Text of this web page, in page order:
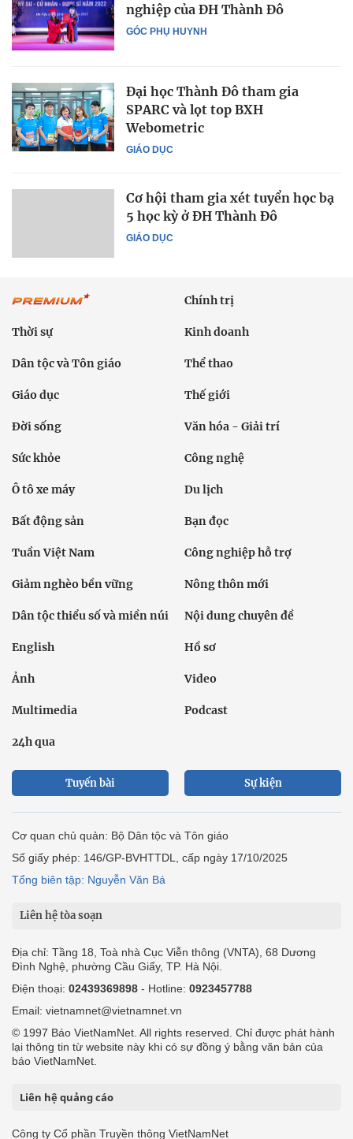
GÓC PHỤ HUYNH
nghiệp của ĐH Thành Đô
GIÁO DỤC
Đại học Thành Đô tham gia
SPARC và lọt top BXH
Webometric
GIÁO DỤC
Cơ hội tham gia xét tuyển học bạ
5 học kỳ ở ĐH Thành Đô
Chính trị
Thời sự Kinh doanh
Dân tộc và Tôn giáo Thể thao
Giáo dục Thế giới
Đời sống Văn hóa - Giải trí
Sức khỏe Công nghệ
Ô tô xe máy Du lịch
Bất động sản Bạn đọc
Tuần Việt Nam Công nghiệp hỗ trợ
Giảm nghèo bền vững Nông thôn mới
Dân tộc thiểu số và miền núi Nội dung chuyên đề
English Hồ sơ
Ảnh Video
Multimedia Podcast
24h qua
Tuyến bài Sự kiện
Cơ quan chủ quản: Bộ Dân tộc và Tôn giáo
Số giấy phép: 146/GP-BVHTTDL, cấp ngày 17/10/2025
Tổng biên tập: Nguyễn Văn Bá
Liên hệ tòa soạn
Địa chỉ: Tầng 18, Toà nhà Cục Viễn thông (VNTA), 68 Dương
Đình Nghệ, phường Cầu Giấy, TP. Hà Nội.
Điện thoại: 02439369898 - Hotline: 0923457788
Email: vietnamnet@vietnamnet.vn
© 1997 Báo VietNamNet. All rights reserved. Chỉ được phát hành
lại thông tin từ website này khi có sự đồng ý bằng văn bản của
báo VietNamNet.
Liên hệ quảng cáo
Công ty Cổ phần Truyền thông VietNamNet